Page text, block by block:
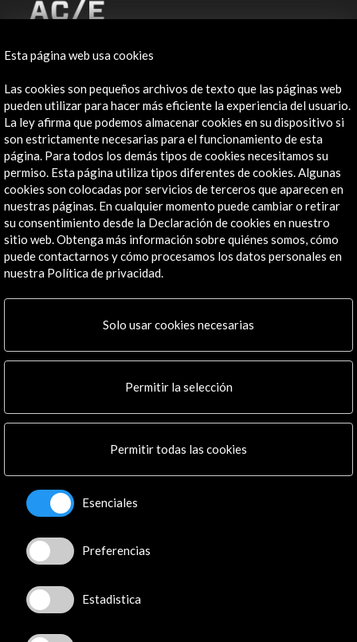
ALERTAS
Contacta
info@accioncultural.es
+34 91 700 4000
José Abascal, 4 - 4º
28003 Madrid, España
Canales de contacto
Explora
Institucional
Programa PICE
Multimedia
Boletín digital
Logo y crédito a AC/E
Conecta
Instagram
LinkedIn
Facebook
Esta página web usa cookies
Las cookies son pequeños archivos de texto que las páginas web
pueden utilizar para hacer más eficiente la experiencia del usuario.
La ley afirma que podemos almacenar cookies en su dispositivo si
son estrictamente necesarias para el funcionamiento de esta
página. Para todos los demás tipos de cookies necesitamos su
permiso. Esta página utiliza tipos diferentes de cookies. Algunas
cookies son colocadas por servicios de terceros que aparecen en
nuestras páginas. En cualquier momento puede cambiar o retirar
su consentimiento desde la Declaración de cookies en nuestro
sitio web. Obtenga más información sobre quiénes somos, cómo
puede contactarnos y cómo procesamos los datos personales en
nuestra Política de privacidad.
Solo usar cookies necesarias
Permitir la selección
Permitir todas las cookies
Esenciales
Preferencias
Estadistica